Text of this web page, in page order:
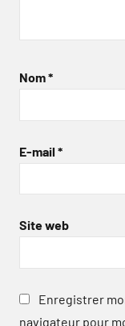
Nom*
E-mail *
Site web
Enregistrer
navigateur pour